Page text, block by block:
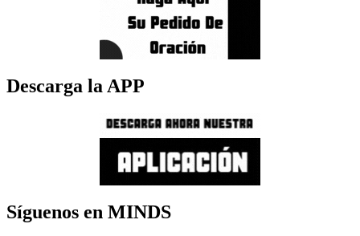
Descarga la APP
Síguenos en MINDS